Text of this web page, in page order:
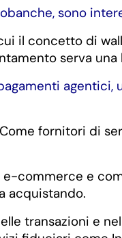
sono
il concetto di
serva
fornitori di
commerce e
acquistando.
transazioni e